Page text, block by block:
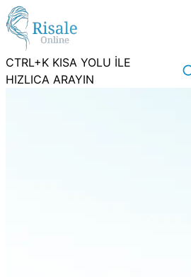
CTRL+K KISA YOLU İLE
HIZLICA ARAYIN